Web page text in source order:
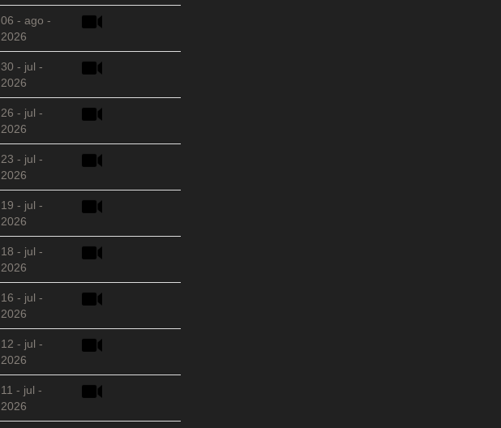
06 - ago -
2026
30 - jul -
2026
26 - jul -
2026
23 - jul -
2026
19 - jul -
2026
18 - jul -
2026
16 - jul -
2026
12 - jul -
2026
11 - jul -
2026